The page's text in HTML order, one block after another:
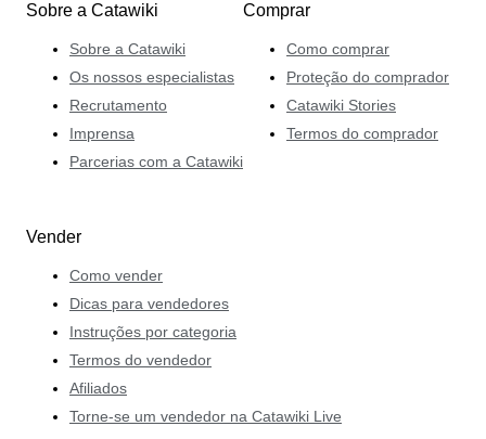
Sobre a Catawiki
Sobre a Catawiki
Os nossos especialistas
Recrutamento
Imprensa
Parcerias com a Catawiki
Comprar
Como comprar
Proteção do comprador
Catawiki Stories
Termos do comprador
Vender
Como vender
Dicas para vendedores
Instruções por categoria
Termos do vendedor
Afiliados
Torne-se um vendedor na Catawiki Live